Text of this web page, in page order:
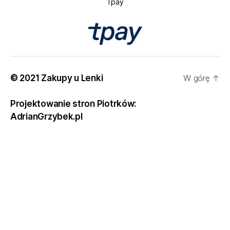
© 2021 Zakupy u Lenki
Projektowanie stron Piotrków:
AdrianGrzybek.pl
W górę ↑